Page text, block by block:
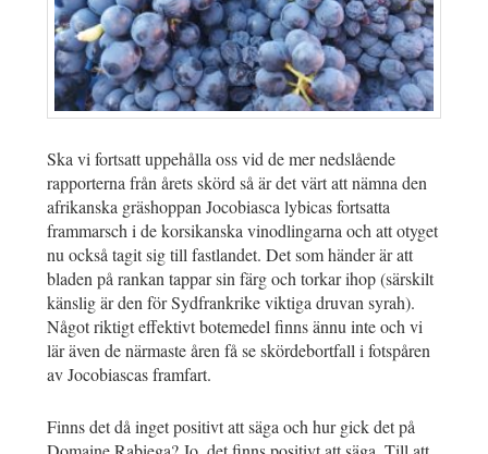
Ska vi fortsatt uppehålla oss vid de mer nedslående
rapporterna från årets skörd så är det värt att nämna den
afrikanska gräshoppan Jocobiasca lybicas fortsatta
frammarsch i de korsikanska vinodlingarna och att otyget
nu också tagit sig till fastlandet. Det som händer är att
bladen på rankan tappar sin färg och torkar ihop (särskilt
känslig är den för Sydfrankrike viktiga druvan syrah).
Något riktigt effektivt botemedel finns ännu inte och vi
lär även de närmaste åren få se skördebortfall i fotspåren
av Jocobiascas framfart.
Finns det då inget positivt att säga och hur gick det på